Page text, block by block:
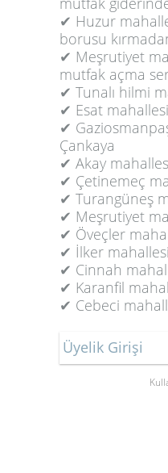
✔ Huzur
borusu
✔ Meşrutiyet
mutfak açma
✔ Tunalı hilmi
✔ Esat
✔
Çankaya
✔ Akay
✔ Çetinemeç
✔ Turangüneş
✔ Meşrutiyet
✔ Öveçler
✔ İlker
✔ Cinnah
✔ Karanfil
✔ Cebeci
Üyelik Girişi